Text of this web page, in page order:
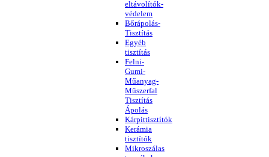
eltávolítók-
védelem
Bőrápolás-
Tisztítás
Egyéb
tisztítás
Felni-
Gumi-
Műanyag-
Műszerfal
Tisztítás
Ápolás
Kárpittisztítók
Kerámia
tisztítók
Mikroszálas